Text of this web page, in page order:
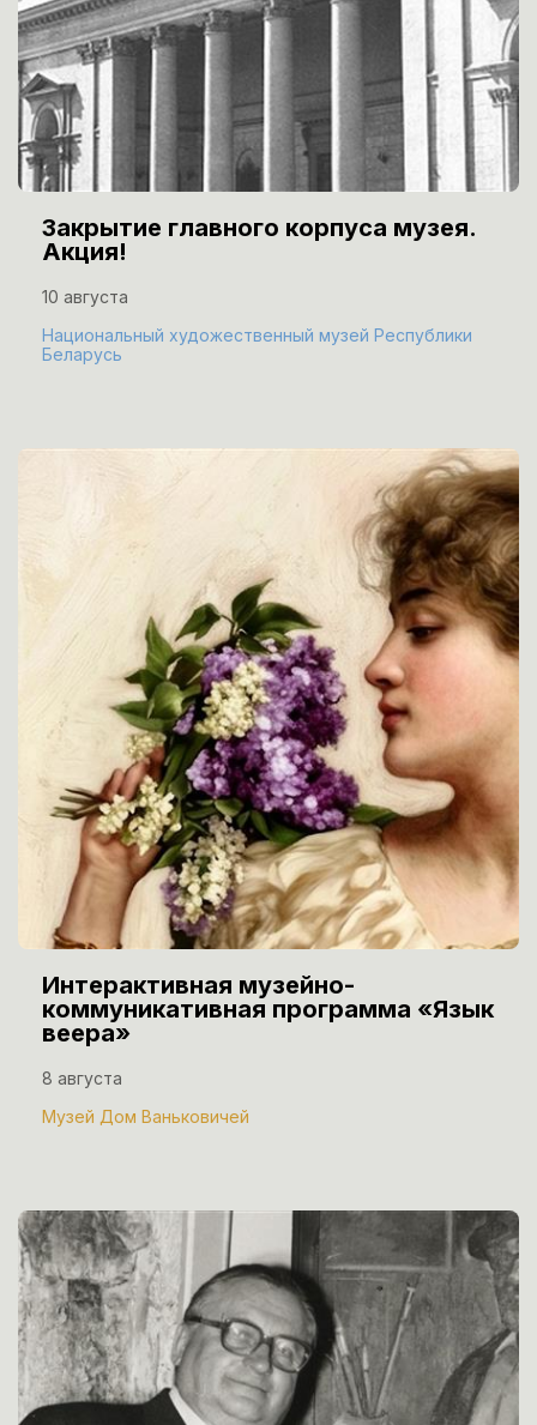
Закрытие главного корпуса музея.
Акция!
10 августа
Национальный художественный музей Республики
Беларусь
Интерактивная музейно-
коммуникативная программа «Язык
веера»
8 августа
Музей Дом Ваньковичей